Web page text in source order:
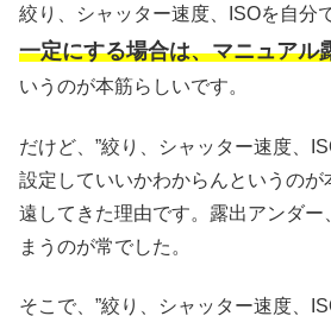
絞り、シャッター速度、ISOを自分
一定にする場合は、マニュアル
いうのが本筋らしいです。
だけど、”絞り、シャッター速度、
設定していいかわからんというのが
遠してきた理由です。露出アンダー
まうのが常でした。
そこで、”絞り、シャッター速度、